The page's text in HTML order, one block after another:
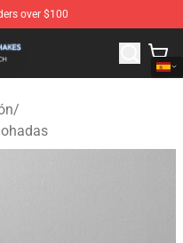
over $100
Alabama Shakes
/